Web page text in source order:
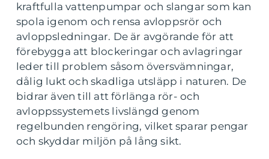
kraftfulla vattenpumpar och slangar som kan
spola igenom och rensa avloppsrör och
avloppsledningar. De är avgörande för att
förebygga att blockeringar och avlagringar
leder till problem såsom översvämningar,
dålig lukt och skadliga utsläpp i naturen. De
bidrar även till att förlänga rör- och
avloppssystemets livslängd genom
regelbunden rengöring, vilket sparar pengar
och skyddar miljön på lång sikt.